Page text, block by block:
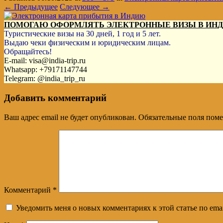
← Предыдущее Следующее →
ПОМОГАЮ ОФОРМЛЯТЬ ЭЛЕКТРОННЫЕ ВИЗЫ В
Туристические визы на 30 дней, 1 год и 5 лет.
Выдаю чеки физическим и юридическим лицам.
Обращайтесь!
E-mail: visa@india-trip.ru
Whatsapp: +79171147744
Telegram: @india_trip_ru
Добавить комментарий
Ваш адрес email не будет опубликован. Обязательные поля
Комментарий *
Уведомить меня о новых комментариях к этой статье по